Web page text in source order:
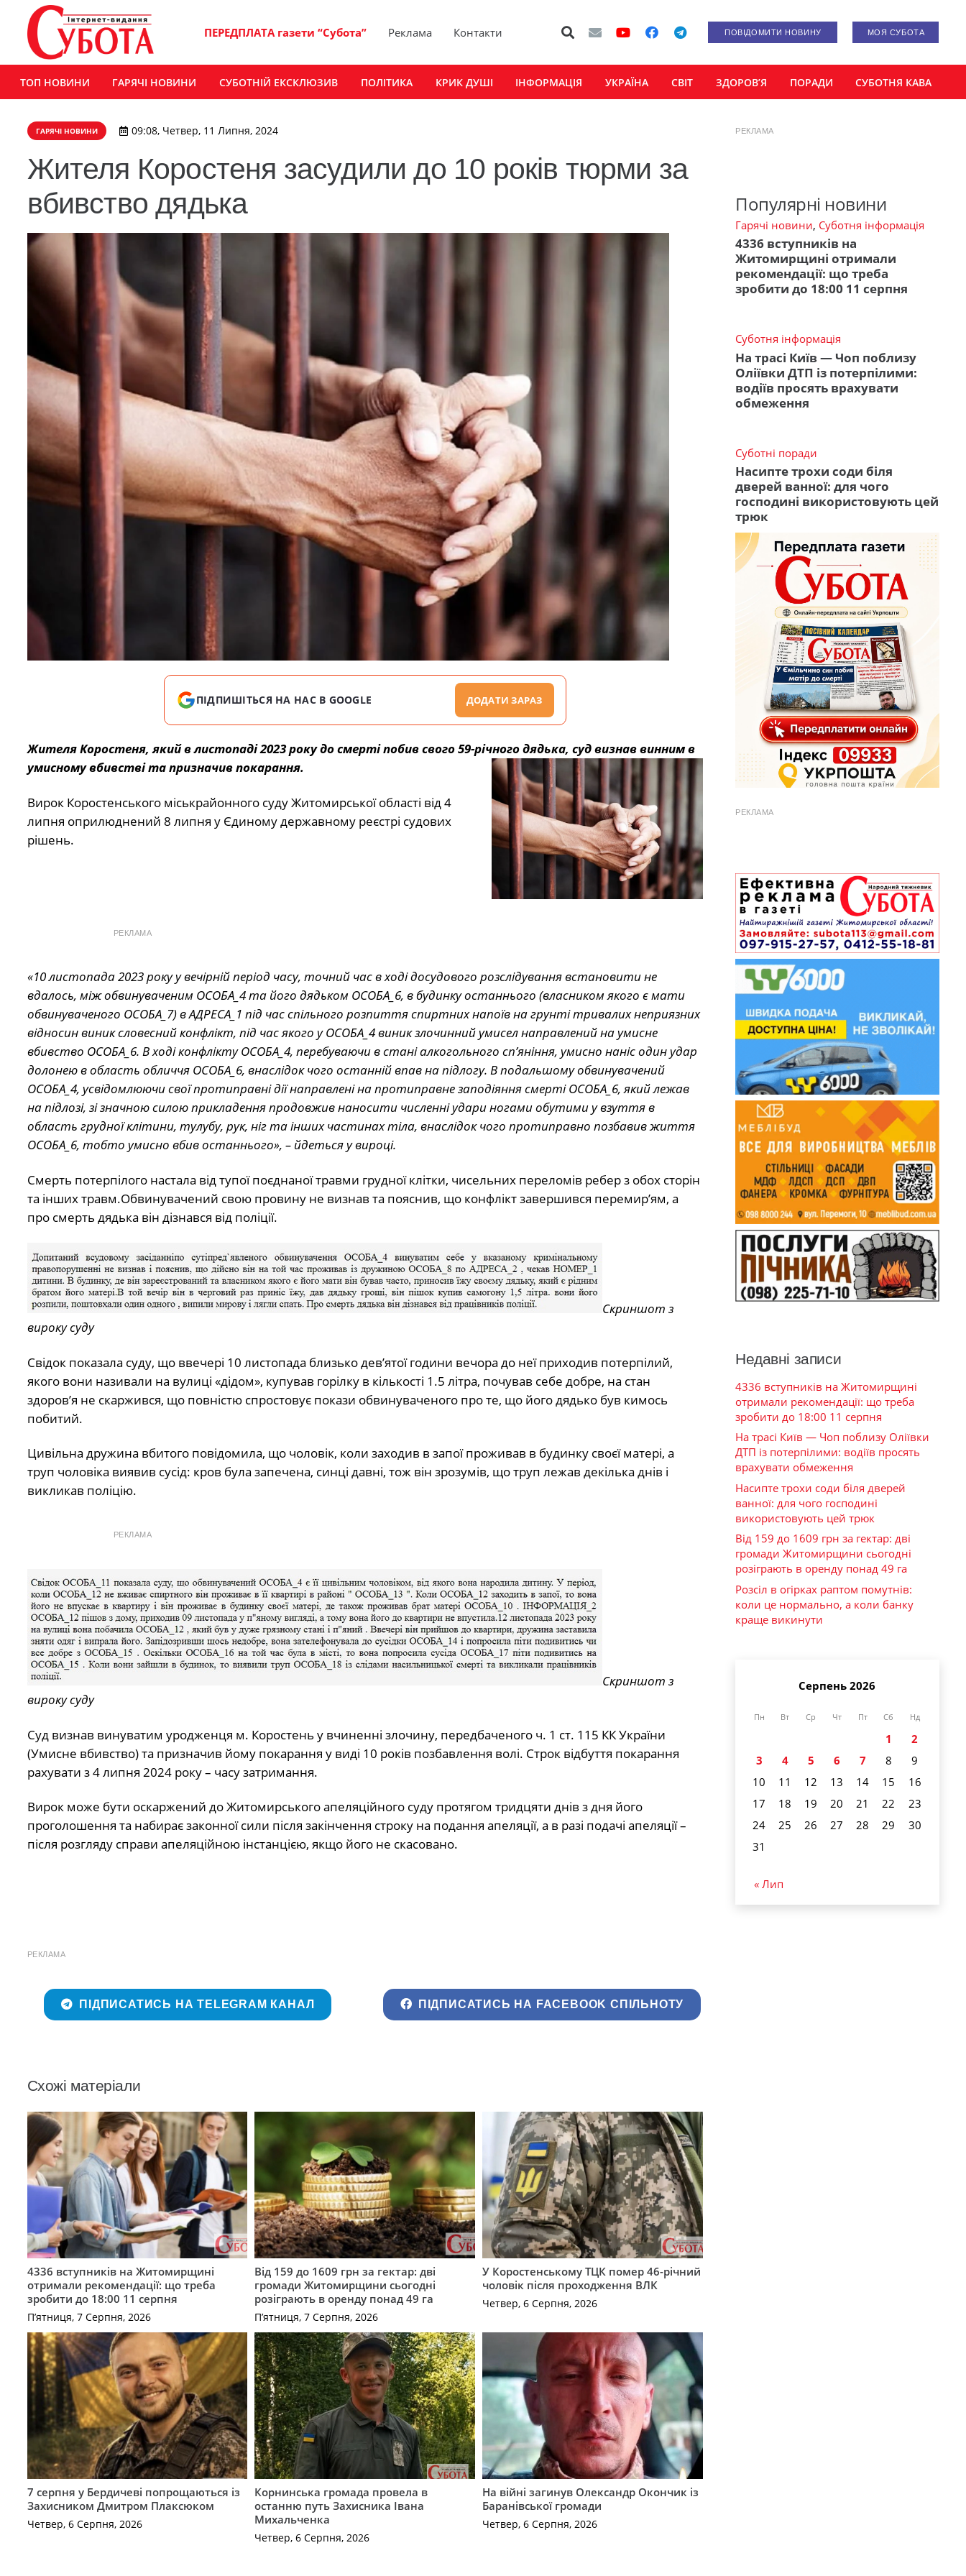
ПЕРЕДПЛАТА газети “Субота” Реклама Контакти ПОВІДОМИТИ НОВИНУ МОЯ СУБОТА
ТОП НОВИНИ ГАРЯЧІ НОВИНИ СУБОТНІЙ ЕКСКЛЮЗИВ ПОЛІТИКА КРИК ДУШІ ІНФОРМАЦІЯ УКРАЇНА СВІТ ЗДОРОВ’Я ПОРАДИ СУБОТНЯ КАВА
ГАРЯЧІ НОВИНИ 09:08, Четвер, 11 Липня, 2024
Жителя Коростеня засудили до 10 років тюрми за
вбивство дядька
ПІДПИШІТЬСЯ НА НАС В GOOGLE ДОДАТИ ЗАРАЗ
Жителя Коростеня, який в листопаді 2023 року до смерті побив свого 59-річного дядька, суд визнав винним в
умисному вбивстві та призначив покарання.
Вирок Коростенського міськрайонного суду Житомирської області від 4
липня оприлюднений 8 липня у Єдиному державному реєстрі судових
рішень.
РЕКЛАМА
«10 листопада 2023 року у вечірній період часу, точний час в ході досудового розслідування встановити не
вдалось, між обвинуваченим ОСОБА_4 та його дядьком ОСОБА_6, в будинку останнього (власником якого є мати
обвинуваченого ОСОБА_7) в АДРЕСА_1 під час спільного розпиття спиртних напоїв на грунті тривалих неприязних
відносин виник словесний конфлікт, під час якого у ОСОБА_4 виник злочинний умисел направлений на умисне
вбивство ОСОБА_6. В ході конфлікту ОСОБА_4, перебуваючи в стані алкогольного сп’яніння, умисно наніс один удар
долонею в область обличчя ОСОБА_6, внаслідок чого останній впав на підлогу. В подальшому обвинувачений
ОСОБА_4, усвідомлюючи свої протиправні дії направлені на протиправне заподіяння смерті ОСОБА_6, який лежав
на підлозі, зі значною силою прикладення продовжив наносити численні удари ногами обутими у взуття в
область грудної клітини, тулубу, рук, ніг та інших частинах тіла, внаслідок чого протиправно позбавив життя
ОСОБА_6, тобто умисно вбив останнього», – йдеться у вироці.
Смерть потерпілого настала від тупої поєднаної травми грудної клітки, чисельних переломів ребер з обох сторін
та інших травм.Обвинувачений свою провину не визнав та пояснив, що конфлікт завершився перемир’ям, а
про смерть дядька він дізнався від поліції.
Скриншот з
вироку суду
Свідок показала суду, що ввечері 10 листопада близько дев’ятої години вечора до неї приходив потерпілий,
якого вони називали на вулиці «дідом», купував горілку в кількості 1.5 літра, почував себе добре, на стан
здоров’я не скаржився, що повністю спростовує покази обвинуваченого про те, що його дядько був кимось
побитий.
Цивільна дружина вбитого повідомила, що чоловік, коли заходив в запої проживав в будинку своєї матері, а
труп чоловіка виявив сусід: кров була запечена, синці давні, тож він зрозумів, що труп лежав декілька днів і
викликав поліцію.
РЕКЛАМА
Скриншот з
вироку суду
Суд визнав винуватим уродженця м. Коростень у вчиненні злочину, передбаченого ч. 1 ст. 115 КК України
(Умисне вбивство) та призначив йому покарання у виді 10 років позбавлення волі. Строк відбуття покарання
рахувати з 4 липня 2024 року – часу затримання.
Вирок може бути оскаржений до Житомирського апеляційного суду протягом тридцяти днів з дня його
проголошення та набирає законної сили після закінчення строку на подання апеляції, а в разі подачі апеляції –
після розгляду справи апеляційною інстанцією, якщо його не скасовано.
РЕКЛАМА
ПІДПИСАТИСЬ НА TELEGRAM КАНАЛ ПІДПИСАТИСЬ НА FACEBOOK СПІЛЬНОТУ
Схожі матеріали
4336 вступників на Житомирщині
отримали рекомендації: що треба
зробити до 18:00 11 серпня
П’ятниця, 7 Серпня, 2026
Від 159 до 1609 грн за гектар: дві
громади Житомирщини сьогодні
розіграють в оренду понад 49 га
П’ятниця, 7 Серпня, 2026
У Коростенському ТЦК помер 46-річний
чоловік після проходження ВЛК
Четвер, 6 Серпня, 2026
7 серпня у Бердичеві попрощаються із
Захисником Дмитром Плаксюком
Четвер, 6 Серпня, 2026
Корнинська громада провела в
останню путь Захисника Івана
Михальченка
Четвер, 6 Серпня, 2026
На війні загинув Олександр Окончик із
Баранівської громади
Четвер, 6 Серпня, 2026
РЕКЛАМА
Популярні новини
Гарячі новини, Суботня інформація
4336 вступників на
Житомирщині отримали
рекомендації: що треба
зробити до 18:00 11 серпня
Суботня інформація
На трасі Київ — Чоп поблизу
Оліївки ДТП із потерпілими:
водіїв просять врахувати
обмеження
Суботні поради
Насипте трохи соди біля
дверей ванної: для чого
господині використовують цей
трюк
РЕКЛАМА
Недавні записи
4336 вступників на Житомирщині
отримали рекомендації: що треба
зробити до 18:00 11 серпня
На трасі Київ — Чоп поблизу Оліївки
ДТП із потерпілими: водіїв просять
врахувати обмеження
Насипте трохи соди біля дверей
ванної: для чого господині
використовують цей трюк
Від 159 до 1609 грн за гектар: дві
громади Житомирщини сьогодні
розіграють в оренду понад 49 га
Розсіл в огірках раптом помутнів:
коли це нормально, а коли банку
краще викинути
Серпень 2026
Пн Вт Ср Чт Пт Сб Нд
1
2
3
4 5 6 7 8
9
10
11 12 13 14 15
16
17
18 19 20 21 22
23
24
25 26 27 28 29
30
31
« Лип